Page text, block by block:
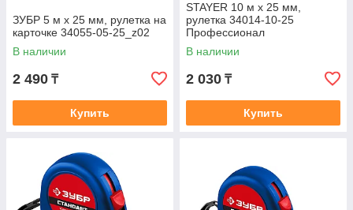
ЗУБР 5 м х 25 мм, рулетка на
карточке 34055-05-25_z02
В наличии
2 490 ₸
Купить
STAYER 10 м х 25 мм,
рулетка 34014-10-25
Профессионал
В наличии
2 030 ₸
Купить